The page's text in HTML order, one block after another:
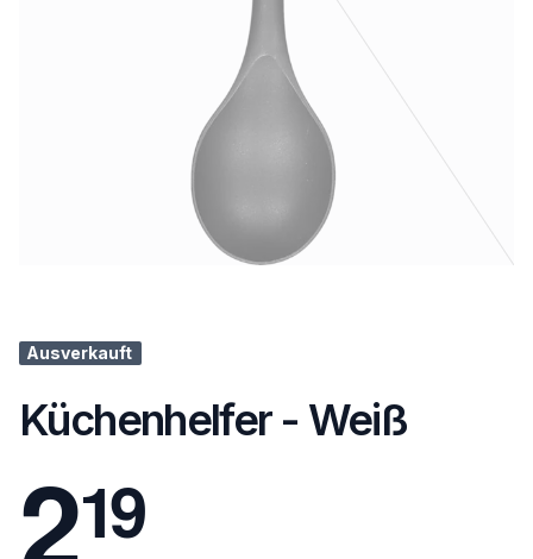
Ausverkauft
Küchenhelfer - Weiß
219